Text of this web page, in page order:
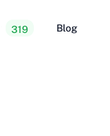
319 Blog